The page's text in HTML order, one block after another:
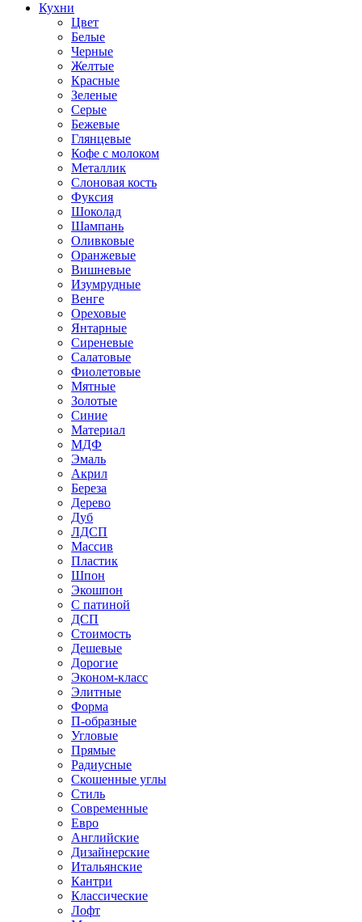
Кухни
Цвет
Белые
Черные
Желтые
Красные
Зеленые
Серые
Бежевые
Глянцевые
Кофе с молоком
Металлик
Слоновая кость
Фуксия
Шоколад
Шампань
Оливковые
Оранжевые
Вишневые
Изумрудные
Венге
Ореховые
Янтарные
Сиреневые
Салатовые
Фиолетовые
Мятные
Золотые
Синие
Материал
МДФ
Эмаль
Акрил
Береза
Дерево
Дуб
ЛДСП
Массив
Пластик
Шпон
Экошпон
С патиной
ДСП
Стоимость
Дешевые
Дорогие
Эконом-класс
Элитные
Форма
П-образные
Угловые
Прямые
Радиусные
Скошенные углы
Стиль
Современные
Евро
Английские
Дизайнерские
Итальянские
Кантри
Классические
Лофт